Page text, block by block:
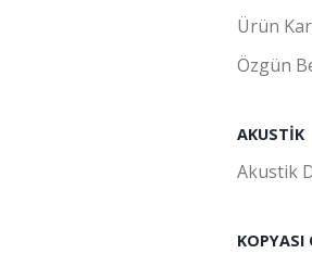
Ürün
Özgün
AKUSTIK
Akustik
KOPYASI